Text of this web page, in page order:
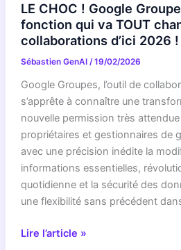
sont
l’âme
secrète
de
la
collaboration
ATLAS
au
CERN
!
LE CHOC ! Google
fonction qui va TOUT
collaborations d’ici 2026 !
Sébastien GenAI /19/02/2026
Google Groupes, l’outil de
s’apprête à connaître une
nouvelle permission très
propriétaires et gestionnaires de
avec une précision inédite la
informations essentielles,
quotidienne et la sécurité des
une flexibilité sans précédent
LE
Lire l’article »